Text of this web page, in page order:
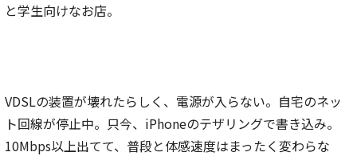
と学生向けなお店。
VDSLの装置が壊れたらしく、電源が入らない。自宅のネッ
ト回線が停止中。只今、iPhoneのテザリングで書き込み。
10Mbps以上出てて、普段と体感速度はまったく変わらな